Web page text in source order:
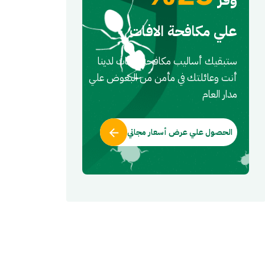
علي مكافحة الافات
ستبقيك أساليب مكافحه الافات لدينا
أنت وعائلتك في مأمن من البعوض علي
مدار العام
الحصول علي عرض أسعار مجاني